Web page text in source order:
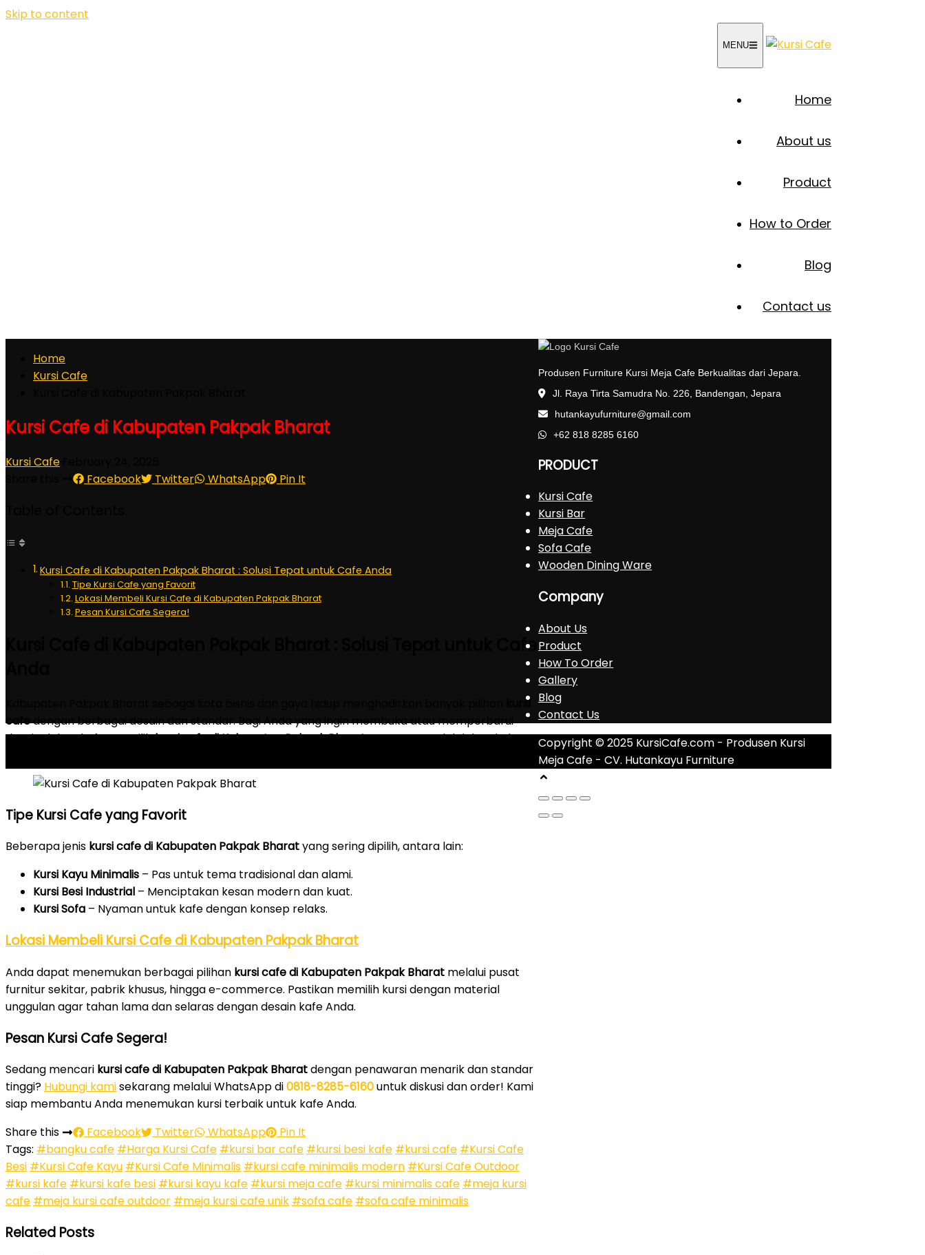
Skip to content
MENU
Home
About us
Product
How to Order
Blog
Contact us
Home
Kursi Cafe
Kursi Cafe di Kabupaten Pakpak Bharat
Kursi Cafe
Facebook Twitter WhatsApp Pin It
Kursi Cafe di Kabupaten Pakpak Bharat : Solusi Tepat untuk Cafe Anda
Tipe Kursi Cafe yang Favorit
Lokasi Membeli Kursi Cafe di Kabupaten Pakpak Bharat
Pesan Kursi Cafe Segera!
Kursi Cafe di Kabupaten Pakpak Bharat : Solusi Tepat untuk Cafe
kursi
cafedengan berbagai desain dan standar. Bagi Anda yang ingin membuka atau memperbarui
desain dalam kafe, memilihkursi cafe di Kabupaten Pakpak Bharatyang tepat adalah langkah
Tipe Kursi Cafe yang Favorit
Beberapa jenis kursi cafe di Kabupaten Pakpak Bharatyang sering dipilih, antara lain:
Kursi Kayu Minimalis – Pas untuk tema tradisional dan alami.
Kursi Besi Industrial – Menciptakan kesan modern dan kuat.
Kursi Sofa – Nyaman untuk kafe dengan konsep relaks.
Lokasi Membeli Kursi Cafe di Kabupaten Pakpak Bharat
Anda dapat menemukan berbagai pilihan kursi cafe di Kabupaten Pakpak Bharat melalui pusat
furnitur sekitar, pabrik khusus, hingga e-commerce. Pastikan memilih kursi dengan material
unggulan agar tahan lama dan selaras dengan desain kafe Anda.
Pesan Kursi Cafe Segera!
Sedang mencari kursi cafe di Kabupaten Pakpak Bharatdengan penawaran menarik dan standar
tinggi? Hubungi kamisekarang melalui WhatsApp di0818-8285-6160untuk diskusi dan order! Kami
siap membantu Anda menemukan kursi terbaik untuk kafe Anda.
Share this
Facebook Twitter WhatsApp
Pin It
Tags: #bangku cafe #Harga Kursi Cafe #kursi bar cafe #kursi besi kafe #kursi cafe #Kursi Cafe
Besi #Kursi Cafe Kayu #Kursi Cafe Minimalis #kursi cafe minimalis modern #Kursi Cafe Outdoor
#kursi kafe #kursi kafe besi #kursi kayu kafe #kursi meja cafe #kursi minimalis cafe #meja kursi
cafe #meja kursi cafe outdoor #meja kursi cafe unik #sofa cafe #sofa cafe minimalis
Related Posts
Produsen Furniture Kursi Meja Cafe Berkualitas dari Jepara.
Jl. Raya Tirta Samudra No. 226, Bandengan, Jepara
hutankayufurniture@gmail.com
+62 818 8285 6160
PRODUCT
Kursi Cafe
Kursi Bar
Meja Cafe
Sofa Cafe
Wooden Dining Ware
Company
About Us
Product
How To Order
Gallery
Blog
Contact Us
Copyright © 2025 KursiCafe.com - Produsen Kursi
Meja Cafe - CV. Hutankayu Furniture